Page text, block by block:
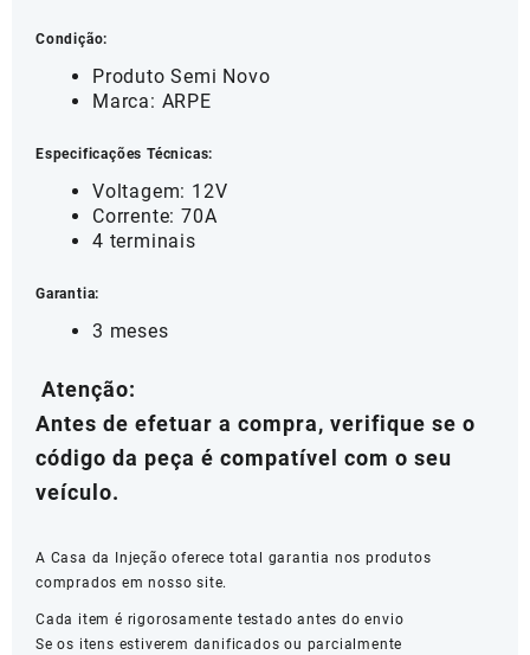
Condição:
Produto Semi Novo
Marca: ARPE
Especificações Técnicas:
Voltagem: 12V
Corrente: 70A
4 terminais
Garantia:
3 meses
Atenção:
Antes de efetuar a compra, verifique se o
código da peça é compatível com o seu
veículo.
A Casa da Injeção oferece total garantia nos produtos
comprados em nosso site.
Cada item é rigorosamente testado antes do envio
Se os itens estiverem danificados ou parcialmente